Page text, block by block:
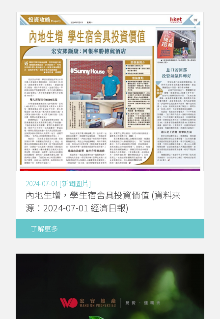
2024-07-01 [新聞圖片]
內地生增，學生宿舍具投資價值 (資料來
源：2024-07-01 經濟日報)
了解更多